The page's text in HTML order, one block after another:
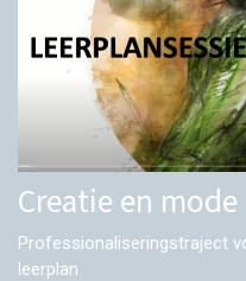
Creatie en mode
Professionaliseringstraject
leerplan